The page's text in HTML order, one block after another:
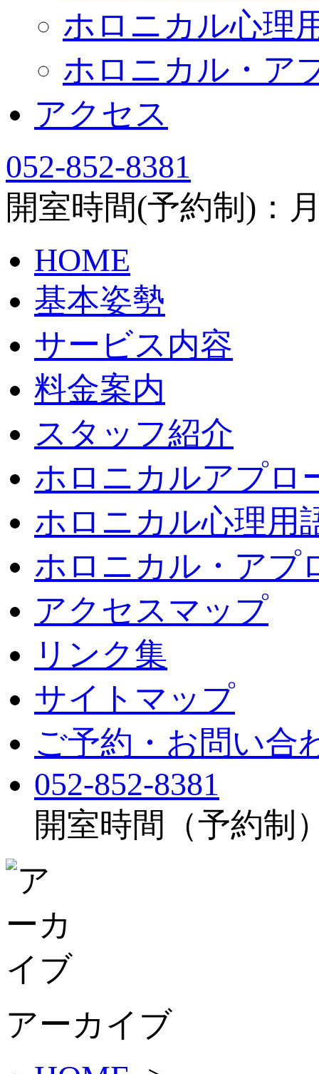
ホロニカル心理
ホロニカル・ア
アクセス
052-852-8381
開室時間(予約制)：
HOME
基本姿勢
サービス内容
料金案内
スタッフ紹介
ホロニカルアプロ
ホロニカル心理用
ホロニカル・アプ
アクセスマップ
リンク集
サイトマップ
ご予約・お問い合
052-852-8381
開室時間（予約制
アーカイブ